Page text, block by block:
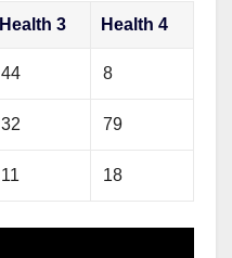
Health 3 Health 4
44 8
32 79
11 18